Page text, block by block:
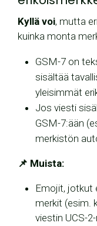
Kyllä voi, mutta
kuinka monta
GSM-7 on
sisältää
yleisimmät
Jos viesti
GSM-7:ään
merkistön
📌 Muista:
Emojit, jotkut
merkit (esim.
viestin UCS-